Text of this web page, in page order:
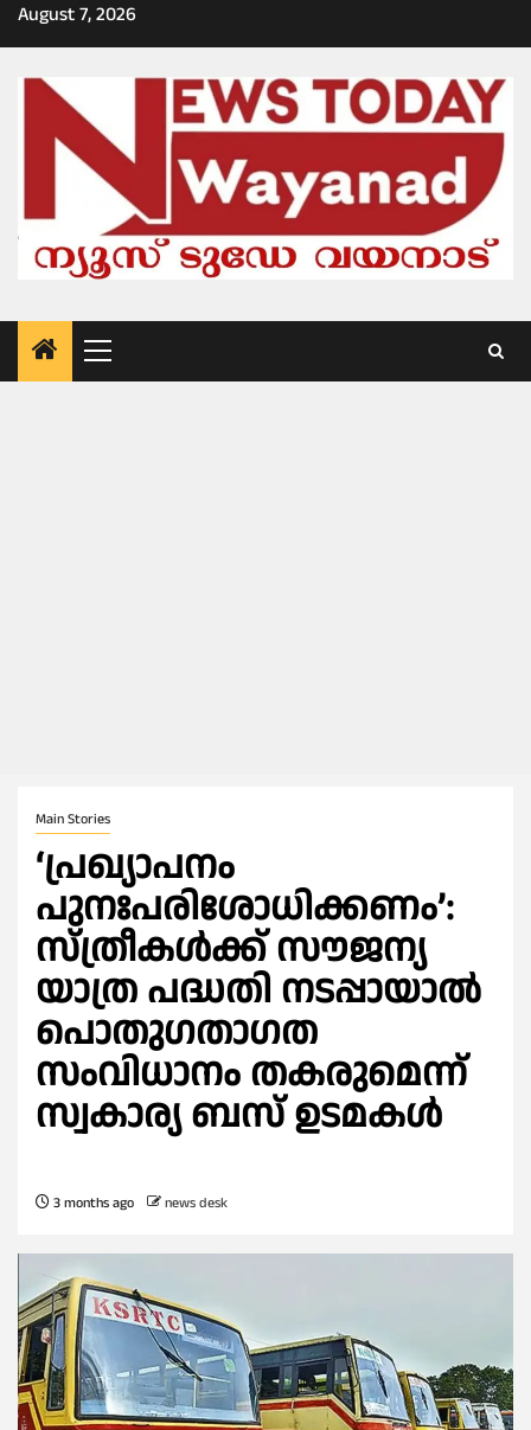
Skip
to
August 7, 2026
Primary
Menu
Main Stories
‘പ്രഖ്യാപനം
പുനഃപരിശോധിക്കണം’:
സ്ത്രീകള്‍ക്ക് സൗജന്യ
യാത്ര പദ്ധതി നടപ്പായാല്‍
പൊതുഗതാഗത
സംവിധാനം തകരുമെന്ന്
സ്വകാര്യ ബസ് ഉടമകള്‍
3 months ago news desk